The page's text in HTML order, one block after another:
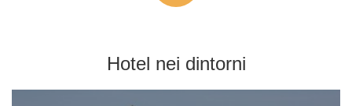
Hotel nei dintorni